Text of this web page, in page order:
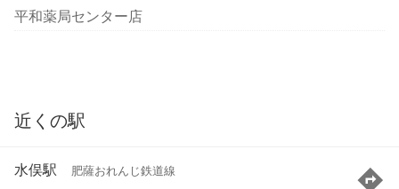
平和薬局センター店
近くの駅
水俣駅 肥薩おれんじ鉄道線